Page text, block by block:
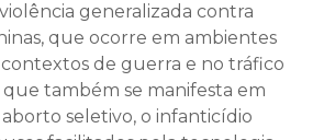
generalizada contra
que ocorre em ambientes
de guerra e no tráfico
que também se manifesta em
seletivo, o infanticídio